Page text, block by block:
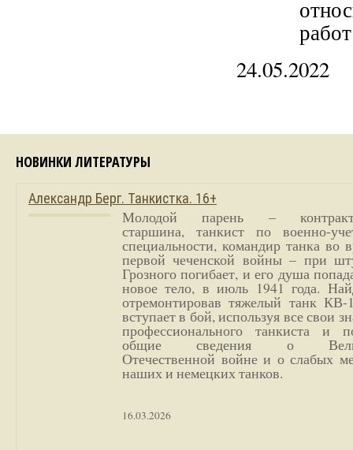
24.05.2022
НОВИНКИ ЛИТЕРАТУРЫ
Александр Берг. Танкистка. 16+
Молодой парень –
старшина, танкист по военно-
специальности, командир танка во
первой чеченской войны – при
Грозного погибает, и его душа
новое тело, в июль 1941 года.
отремонтировав тяжелый танк
вступает в бой, используя все свои
профессионального танкиста и
общие сведения о
Отечественной войне и о слабых
наших и немецких танков.
16.03.2026